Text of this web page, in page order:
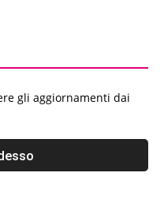
gli aggiornamenti dai